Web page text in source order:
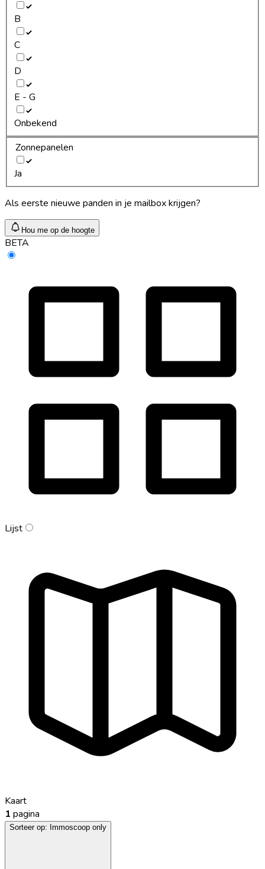
B
C
D
E - G
Onbekend
Zonnepanelen
Ja
Als eerste nieuwe panden in je mailbox krijgen?
Hou me op de hoogte
BETA
Lijst
Kaart
1 pagina
Sorteer op: Immoscoop only